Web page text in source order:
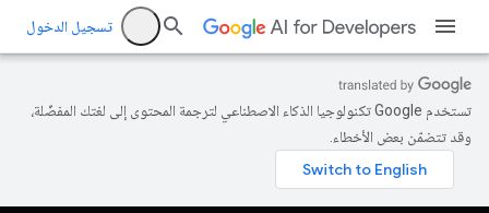
تسجيل الدخول
تستخدم Google تكنولوجيا الذكاء الاصطناعي لترجمة المحتوى إلى لغتك المفضّلة،
وقد تتضمّن بعض الأخطاء.